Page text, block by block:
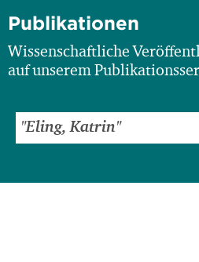
Publikationen
Wissenschaftliche
auf unserem